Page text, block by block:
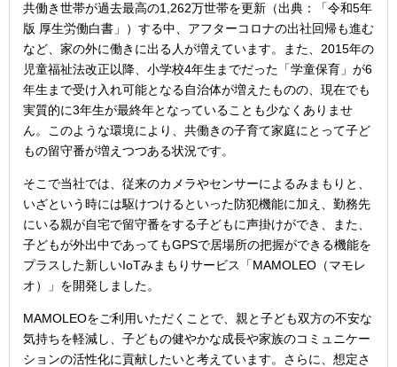
共働き世帯が過去最高の1,262万世帯を更新（出典：「令和5年
版 厚生労働白書」）する中、アフターコロナの出社回帰も進む
など、家の外に働きに出る人が増えています。また、2015年の
児童福祉法改正以降、小学校4年生までだった「学童保育」が6
年生まで受け入れ可能となる自治体が増えたものの、現在でも
実質的に3年生が最終年となっていることも少なくありませ
ん。このような環境により、共働きの子育て家庭にとって子ど
もの留守番が増えつつある状況です。
そこで当社では、従来のカメラやセンサーによるみまもりと、
いざという時には駆けつけるといった防犯機能に加え、勤務先
にいる親が自宅で留守番をする子どもに声掛けができ、また、
子どもが外出中であってもGPSで居場所の把握ができる機能を
プラスした新しいIoTみまもりサービス「MAMOLEO（マモレ
オ）」を開発しました。
MAMOLEOをご利用いただくことで、親と子ども双方の不安な
気持ちを軽減し、子どもの健やかな成長や家族のコミュニケー
ションの活性化に貢献したいと考えています。さらに、想定さ